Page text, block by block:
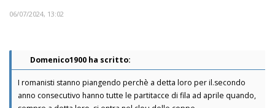
06/07/2024, 13:02
Domenico1900 ha scritto:
I romanisti stanno piangendo perchè a detta loro per il.secondo
anno consecutivo hanno tutte le partitacce di fila ad aprile quando,